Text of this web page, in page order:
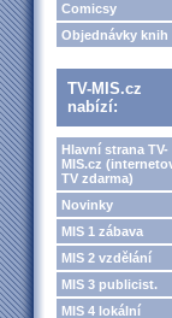
Comicsy
Objednávky knih
TV-MIS.cz
nabízí:
Hlavní strana TV-
MIS.cz
TV zdarma)
Novinky
MIS 1 zábava
MIS 2 vzdělání
MIS 3 publicist.
MIS 4 lokální